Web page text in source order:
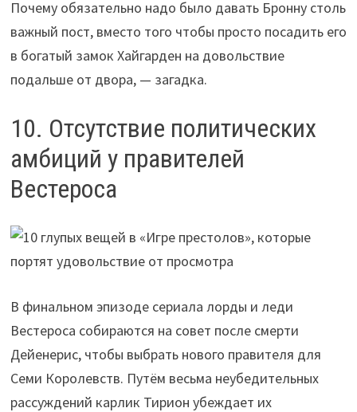
Почему обязательно надо было давать Бронну столь
важный пост, вместо того чтобы просто посадить его
в богатый замок Хайгарден на довольствие
подальше от двора, — загадка.
10. Отсутствие политических
амбиций у правителей
Вестероса
В финальном эпизоде сериала лорды и леди
Вестероса собираются на совет после смерти
Дейенерис, чтобы выбрать нового правителя для
Семи Королевств. Путём весьма неубедительных
рассуждений карлик Тирион убеждает их